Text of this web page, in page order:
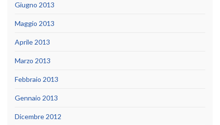
Giugno 2013
Maggio 2013
Aprile 2013
Marzo 2013
Febbraio 2013
Gennaio 2013
Dicembre 2012